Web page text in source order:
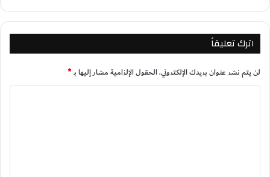
اترك تعليقاً
لن يتم نشر عنوان بريدك الإلكتروني.الحقول الإلزامية مشار إليها بـ*